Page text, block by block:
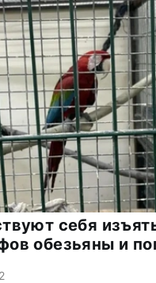
себя
обезьяны и
2